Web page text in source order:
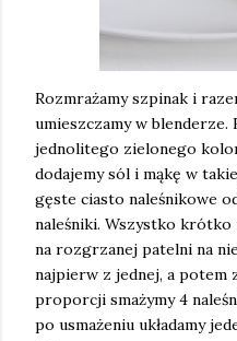
Rozmrażamy szpinak i
umieszczamy w blenderze.
jednolitego zielonego
dodajemy sól i mąkę w
gęste ciasto naleśnikowe
naleśniki. Wszystko krótko
na rozgrzanej patelni na
najpierw z jednej, a potem
proporcji smażymy 4
po usmażeniu układamy